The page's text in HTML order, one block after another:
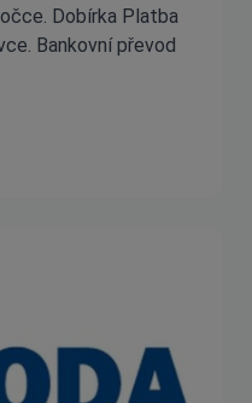
Dobírka Platba
Bankovní převod